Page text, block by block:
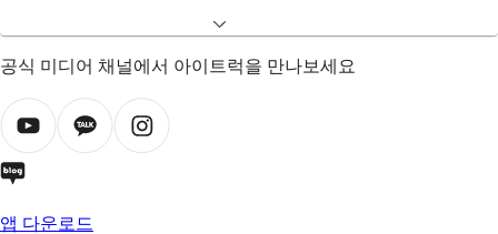
공식 미디어 채널에서 아이트럭을 만나보세요
앱 다운로드